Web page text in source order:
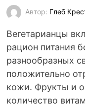
Автор: Глеб
Вегетарианцы
рацион питания
разнообразных
положительно
кожи. Фрукты и
количество